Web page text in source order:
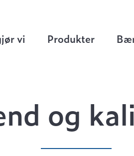
vi Produkter
og